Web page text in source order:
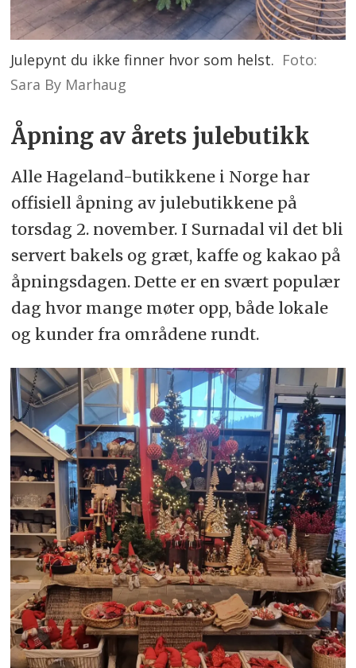
Julepynt du ikke finner hvor som helst. Foto:
Sara By Marhaug
Åpning av årets julebutikk
Alle Hageland-butikkene i Norge har
offisiell åpning av julebutikkene på
torsdag 2. november. I Surnadal vil det bli
servert bakels og græt, kaffe og kakao på
åpningsdagen. Dette er en svært populær
dag hvor mange møter opp, både lokale
og kunder fra områdene rundt.